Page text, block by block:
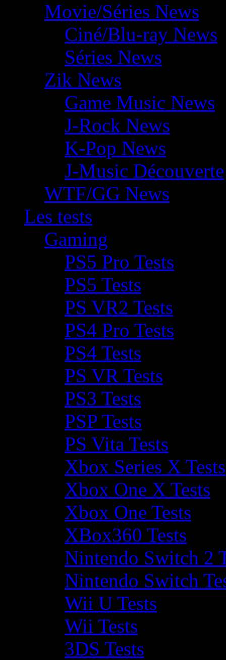
Movie/Séries News
Ciné/Blu-ray News
Séries News
Zik News
Game Music News
J-Rock News
K-Pop News
J-Music Découverte
WTF/GG News
Les tests
Gaming
PS5 Pro Tests
PS5 Tests
PS VR2 Tests
PS4 Pro Tests
PS4 Tests
PS VR Tests
PS3 Tests
PSP Tests
PS Vita Tests
Xbox Series X Tests
Xbox One X Tests
Xbox One Tests
XBox360 Tests
Nintendo Switch 2
Nintendo Switch
Wii U Tests
Wii Tests
3DS Tests